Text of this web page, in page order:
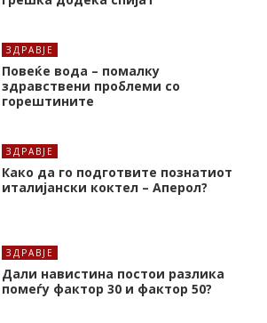
ЗДРАВЈЕ
Повеќе вода – помалку
здравствени проблеми со
горештините
ЗДРАВЈЕ
Како да го подготвите познатиот
италијански коктел – Аперол?
ЗДРАВЈЕ
Дали навистина постои разлика
помеѓу фактор 30 и фактор 50?